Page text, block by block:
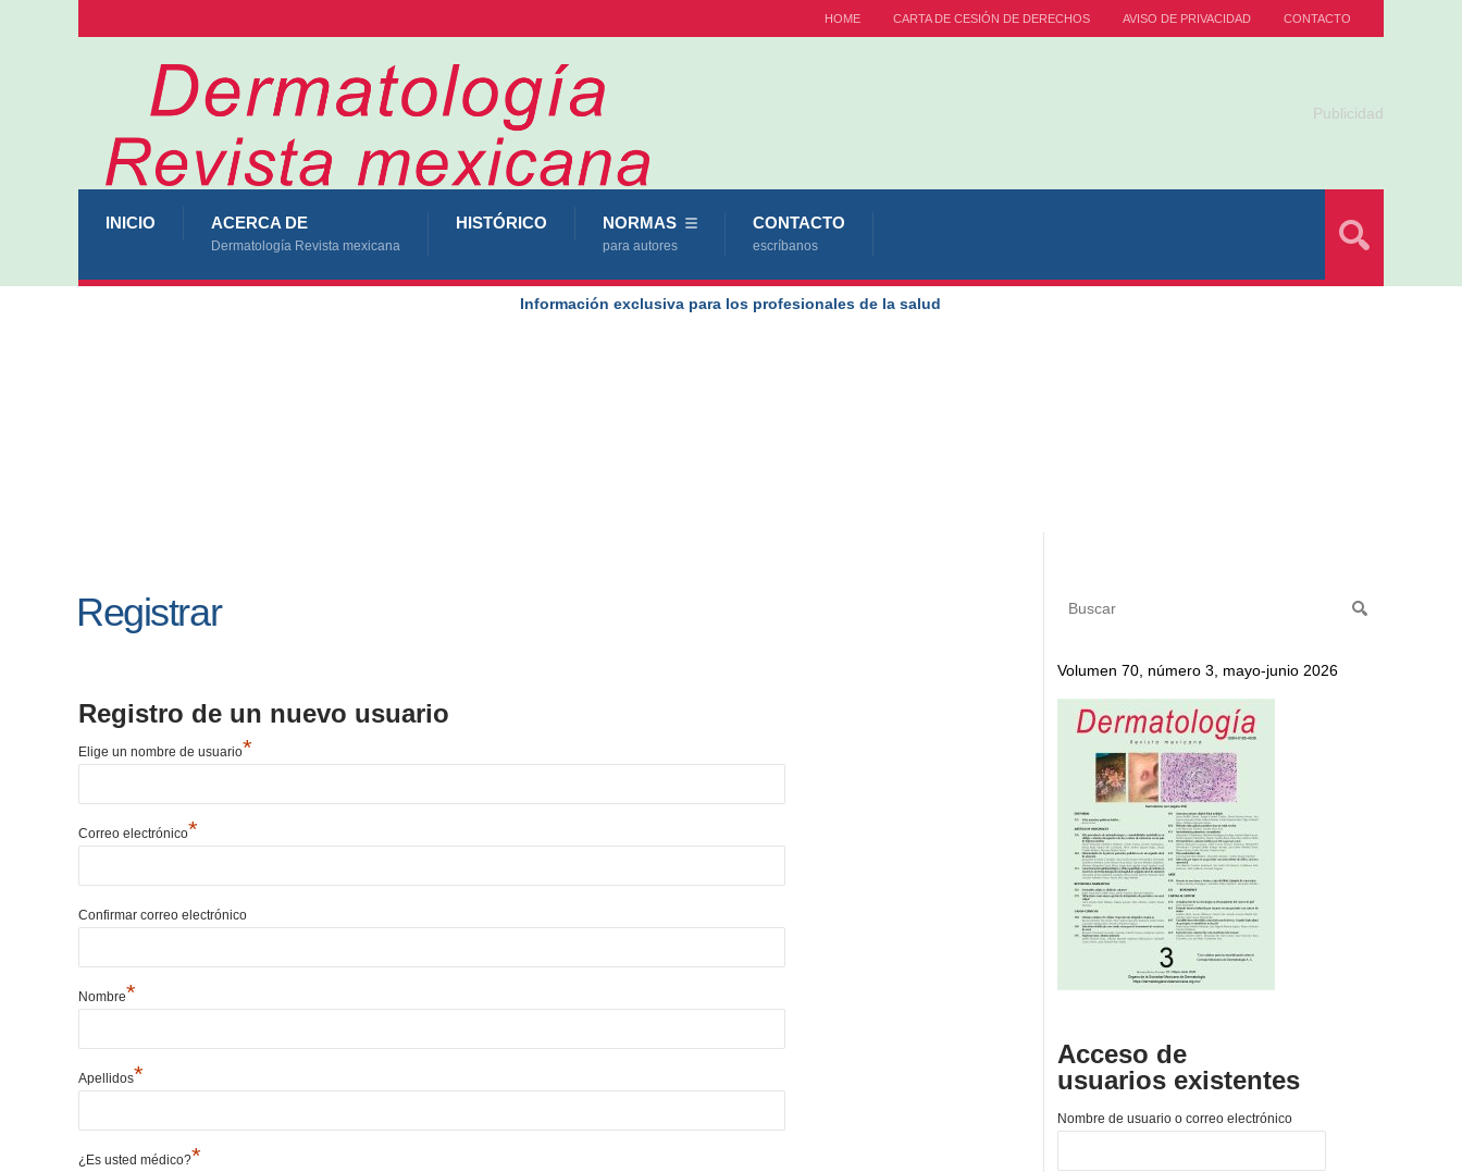
HOME CARTA DE CESIÓN DE DERECHOS AVISO DE PRIVACIDAD CONTACTO
Publicidad
INICIO ACERCA DE
Dermatología Revista mexicana
HISTÓRICO NORMAS
para autores
CONTACTO
escríbanos
Información exclusiva para los profesionales de la salud
Registrar
Registro de un nuevo usuario
Elige un nombre de usuario*
Correo electrónico*
Confirmar correo electrónico
Nombre*
Apellidos*
¿Es usted médico?*
Volumen 70, número 3, mayo-junio 2026
Acceso de
usuarios existentes
Nombre de usuario o correo electrónico